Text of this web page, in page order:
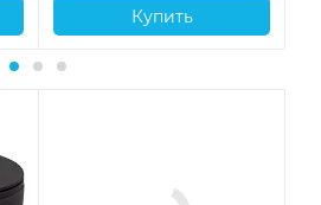
Купить